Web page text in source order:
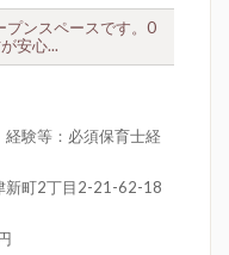
プンスペースです。0
安心...
経験等：必須保育士経
新町2丁目2-21-62-18